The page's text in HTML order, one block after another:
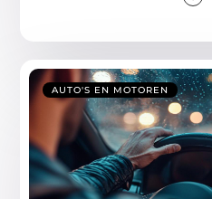
AUTO'S EN MOTOREN